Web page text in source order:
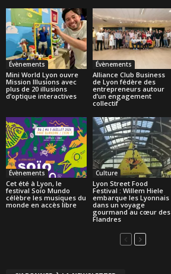
Évènements
Mini World Lyon ouvre
Mission Illusions avec
plus de 20 illusions
d’optique interactives
Évènements
Alliance Club Business
de Lyon fédère des
entrepreneurs autour
d’un engagement
collectif
Évènements
Cet été à Lyon, le
festival Soïo Mundo
célèbre les musiques du
monde en accès libre
Culture
Lyon Street Food
Festival : Willem Hiele
embarque les Lyonnais
dans un voyage
gourmand au cœur des
Flandres